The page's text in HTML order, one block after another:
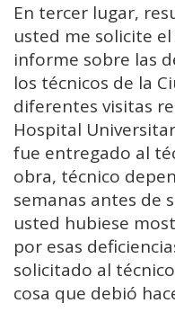
En tercer lugar,
usted me solicite
informe sobre las
los técnicos de la
diferentes visitas
Hospital
fue entregado al
obra, técnico
semanas antes de
usted hubiese
por esas
solicitado al
cosa que debió